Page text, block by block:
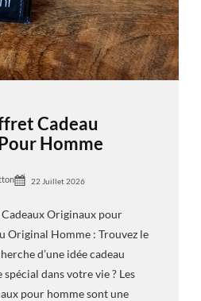
Cadeau
Homme
22 Juillet 2026
Originaux pour
Original Homme : Trouvez le
d’une idée cadeau
dans votre vie ? Les
pour homme sont une